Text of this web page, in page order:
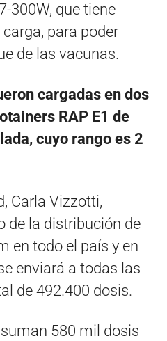
300W, que tiene
para poder
de las vacunas.
cargadas en dos
RAP E1 de
cuyo rango es 2
Carla Vizzotti,
de la distribución de
en todo el país y en
enviará a todas las
de 492.400 dosis.
580 mil dosis